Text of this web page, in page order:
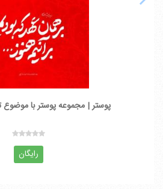
پوستر | مجموعه پوستر با موضوع
رایگان